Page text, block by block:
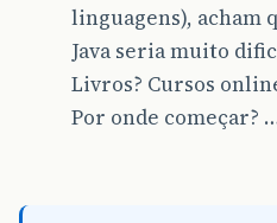
linguagens), acham
Java seria muito
Livros? Cursos
Por onde começar?